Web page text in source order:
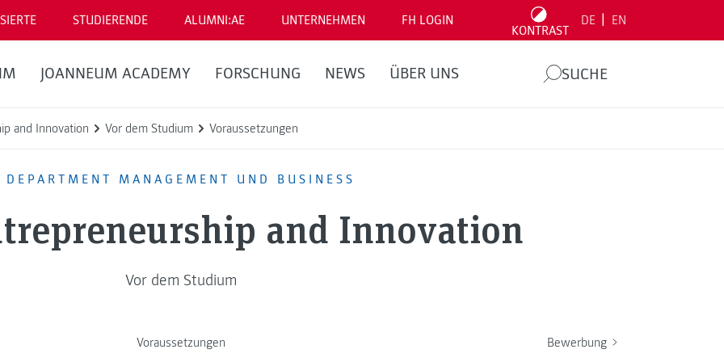
STUDIERENDE ALUMNI:AE UNTERNEHMEN FH LOGIN
KONTRAST
DE EN
JOANNEUM ACADEMY FORSCHUNG NEWS ÜBER UNS SUCHE
and Innovation Vor dem Studium Voraussetzungen
DEPARTMENT MANAGEMENT UND BUSINESS
and Innovation
Vor dem Studium
Voraussetzungen Bewerbung